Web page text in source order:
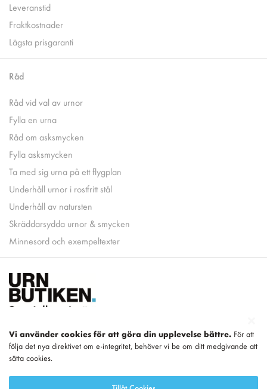
Leveranstid
Fraktkostnader
Lägsta prisgaranti
Råd
Råd vid val av urnor
Fylla en urna
Råd om asksmycken
Fylla asksmycken
Ta med sig urna på ett flygplan
Underhåll urnor i rostfritt stål
Underhåll av natursten
Skräddarsydda urnor & smycken
Minnesord och exempeltexter
Vi använder cookies för att göra din upplevelse bättre. För att
följa det nya direktivet om e-integritet, behöver vi be om ditt medgivande att
sätta cookies.